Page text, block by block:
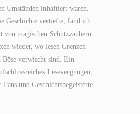
Umständen inhaftiert waren.
Geschichte vertiefte, fand ich
von magischen Schutzzaubern
wieder, wo lesen Grenzen
Böse verwischt sind. Ein
Lesevergnügen,
und Geschichtsbegeisterte